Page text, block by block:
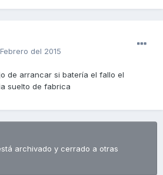
del 2015
de arrancar si batería el fallo el
suelto de fabrica
archivado y cerrado a otras